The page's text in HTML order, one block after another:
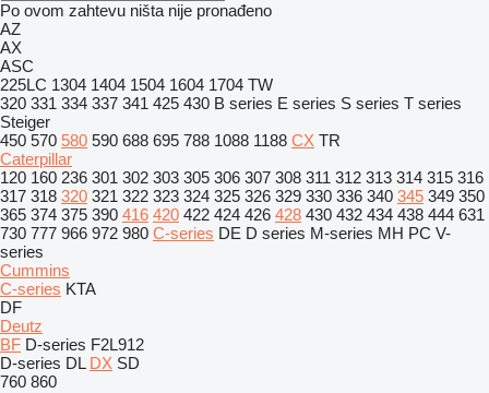
Po ovom zahtevu ništa nije pronađeno
AZ
AX
ASC
225LC 1304 1404 1504 1604 1704 TW
320 331 334 337 341 425 430 B series E series S series T series
Steiger
450 570 580 590 688 695 788 1088 1188 CX TR
Caterpillar
120 160 236 301 302 303 305 306 307 308 311 312 313 314 315 316
317 318 320 321 322 323 324 325 326 329 330 336 340 345 349 350
365 374 375 390 416 420 422 424 426 428 430 432 434 438 444 631
730 777 966 972 980 C-series DE D series M-series MH PC V-
series
Cummins
C-series KTA
DF
Deutz
BF D-series F2L912
D-series DL DX SD
760 860